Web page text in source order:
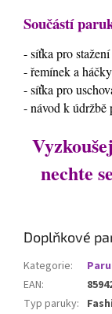
Součástí
- síťka pro
- řemínek a
- síťka pro
- návod k údržbě
nechte
Doplňkové
Kategorie:
EAN:
Typ paruky: